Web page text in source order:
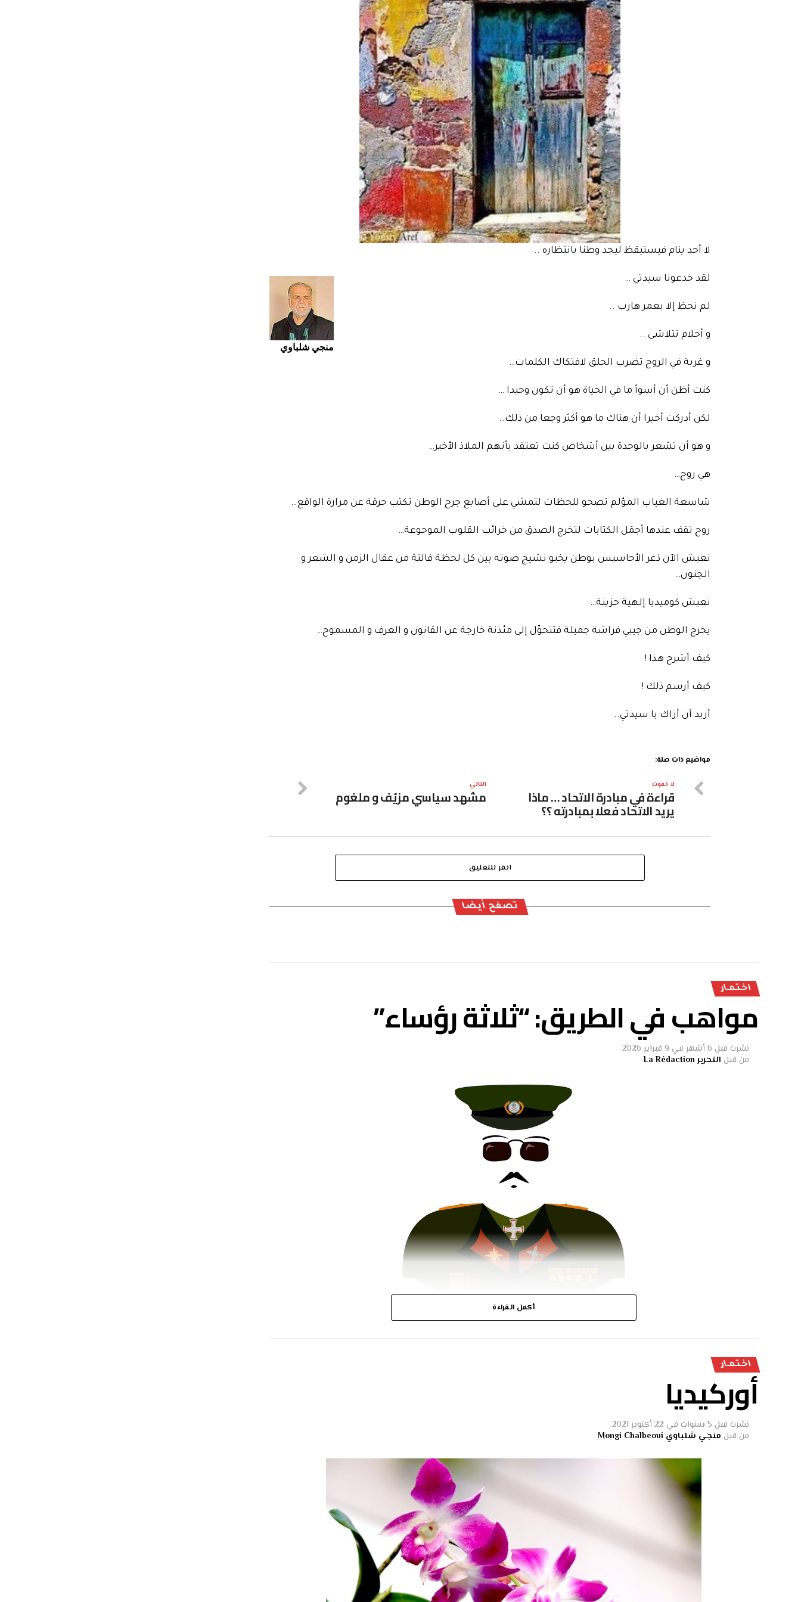
لا أحد ينام فيستيقظ ليجد وطنا بانتظاره ..
منجي شلباوي
لقد خدعونا سيدتي …
لم نحظ إلا بعمر هارب ..
و أحلام تتلاشى ..
و غربة في الروح تضرب الحلق لافتكاك الكلمات…
كنت أظن أن أسوأ ما في الحياة هو أن تكون وحيدا …
لكن أدركت أخيرا أن هناك ما هو أكثر وجعا من ذلك…
و هو أن تشعر بالوحدة بين أشخاص كنت تعتقد بأنهم الملاذ الأخير…
هي روح…
شاسعة الغياب المؤلم تصحو للحظات لتمشي على أصابع جرح الوطن تكتب حرقة عن مرارة الواقع…
روح تقف عندها أجمَل الكتابات لتخرج الصدق من خرائب القلوب الموجوعة…
نعيش الآن ذعر الأحاسيس بوطن يخبو نشيج صوته بين كل لحظة فالتة من عقال الزمن و الشعر و
الجنون…
نعيش كوميديا إلهية حزينة…
يخرج الوطن من جيبي فراشة جميلة فتتحوّل إلى مئذنة خارجة عن القانون و العرف و المسموح…
كيف أشرح هذا !
كيف أرسم ذلك !
أريد أن أراك يا سيدتي..
مواضيع ذات صلة:
التالي
مشهد سياسي مزيّف و ملغوم
لا تفوت
قراءة في مبادرة الاتحاد … ماذا
يريد الاتحاد فعلا بمبادرته ؟؟
انقر للتعليق
تصفح أيضا
اخـتـمــار
مواهب في الطريق: “ثلاثة رؤساء”
نشرت قبل 6 أشهر في 9 فبراير 2026
من قبل التحرير La Rédaction
كونية رغم حداثة سنّه. ونرجو أن
الرئيس الأوّل: كل شيء بمشيئتي
كان في هذا العالم رئيسٌ لدولةٍ عظمى، يظنّ أن الشمس لا تشرق إلا بإذنه، وأن الخرائط يجب أن تُرسم
كما يشاء. كان يقول دائمًا: “أنا أعظم رئيس، وأقود أعظم دولة، ومن لا يتبعني… يخرج من اللعبة”
الرئيس الثاني: المتمرّد في قارةٍ صغيرة بعيدة
كان هناك رئيسٌ آخر، لا يملك جيوشًا ضخمة، لكنه كان يملك شيئًا أخطر: رأيًا حرًّا. رفض الانضمام إلى ما
سُمّي بالنظام العالمي الجديد. قال لشعبه: “نحن أحرار، ولسنا أرقامًا في دفتر أحد” لم يعجب هذا الكلام
أكمل القراءة
اخـتـمــار
أوركيديا
نشرت قبل 5 سنوات في 22 أكتوبر 2021
من قبل منجي شلباوي Mongi Chalbeoui